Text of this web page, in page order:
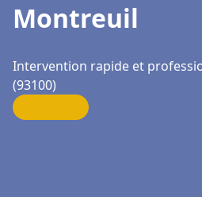
Montreuil
Intervention rapide et
(93100)